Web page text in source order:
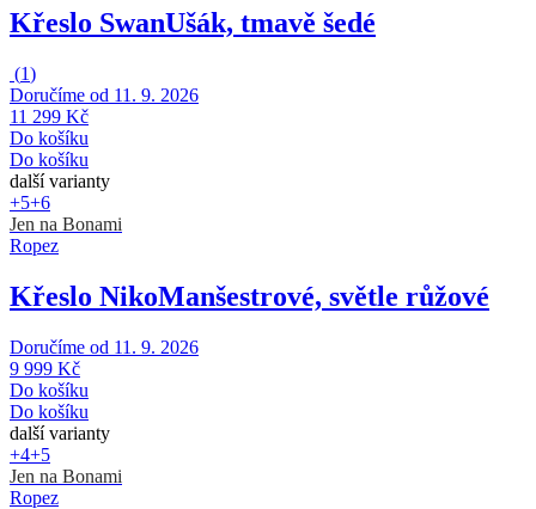
Křeslo SwanUšák, tmavě šedé
(1)
Doručíme od 11. 9. 2026
11 299 Kč
Do košíku
Do košíku
další varianty
+5+6
Jen na Bonami
Ropez
Křeslo NikoManšestrové, světle růžové
Doručíme od 11. 9. 2026
9 999 Kč
Do košíku
Do košíku
další varianty
+4+5
Jen na Bonami
Ropez